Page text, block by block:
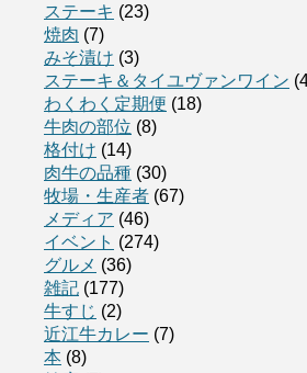
ステーキ (23)
焼肉 (7)
みそ漬け (3)
ステーキ＆タイユヴァンワイン
わくわく定期便 (18)
牛肉の部位 (8)
格付け (14)
肉牛の品種 (30)
牧場・生産者 (67)
メディア (46)
イベント (274)
グルメ (36)
雑記 (177)
牛すじ (2)
近江牛カレー (7)
本 (8)